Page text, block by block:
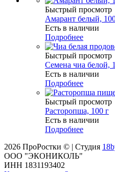
Быстрый просмотр
Амарант белый,
Есть в наличии
Подробнее
Быстрый просмотр
Семена чиа белой,
Есть в наличии
Подробнее
Быстрый просмотр
Расторопша, 100 г
Есть в наличии
Подробнее
2026 ПроРостки © | Студия
ООО "ЭКОНИКОЛЬ"
ИНН 1831193402